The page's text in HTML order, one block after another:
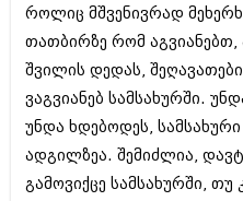
როლიც მშვენივრად
თათბირზე რომ
შვილის დედას,
ვაგვიანებ სამსახურში.
უნდა ხდებოდეს,
ადგილზეა. შემიძლია,
გამოვიქცე სამსახურში, თუ